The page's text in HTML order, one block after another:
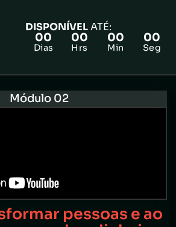
DISPONÍVELATÉ:
00
Dias
00
Hrs
00
Min
00
Seg
Módulo 02
pessoas e ao
MATRÍCULA GRATUITA